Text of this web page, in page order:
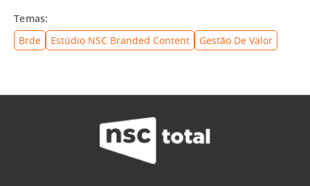
Temas:
Brde
Estúdio NSC Branded Content Gestão De Valor